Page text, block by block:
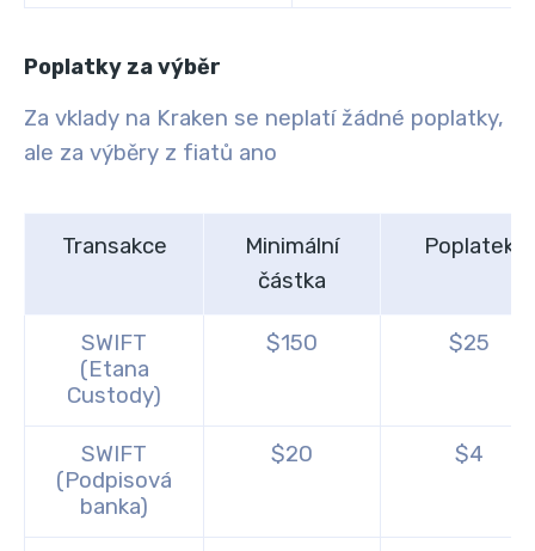
Poplatky za výběr
Za vklady na Kraken se neplatí žádné poplatky,
ale za výběry z fiatů ano
Transakce
Minimální
částka
Poplatek
SWIFT
(Etana
Custody)
$150 $25
SWIFT
(Podpisová
banka)
$20 $4